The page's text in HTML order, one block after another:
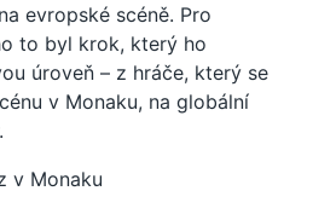
evropské scéně. Pro
to byl krok, který ho
úroveň – z hráče, který se
v Monaku, na globální
v Monaku